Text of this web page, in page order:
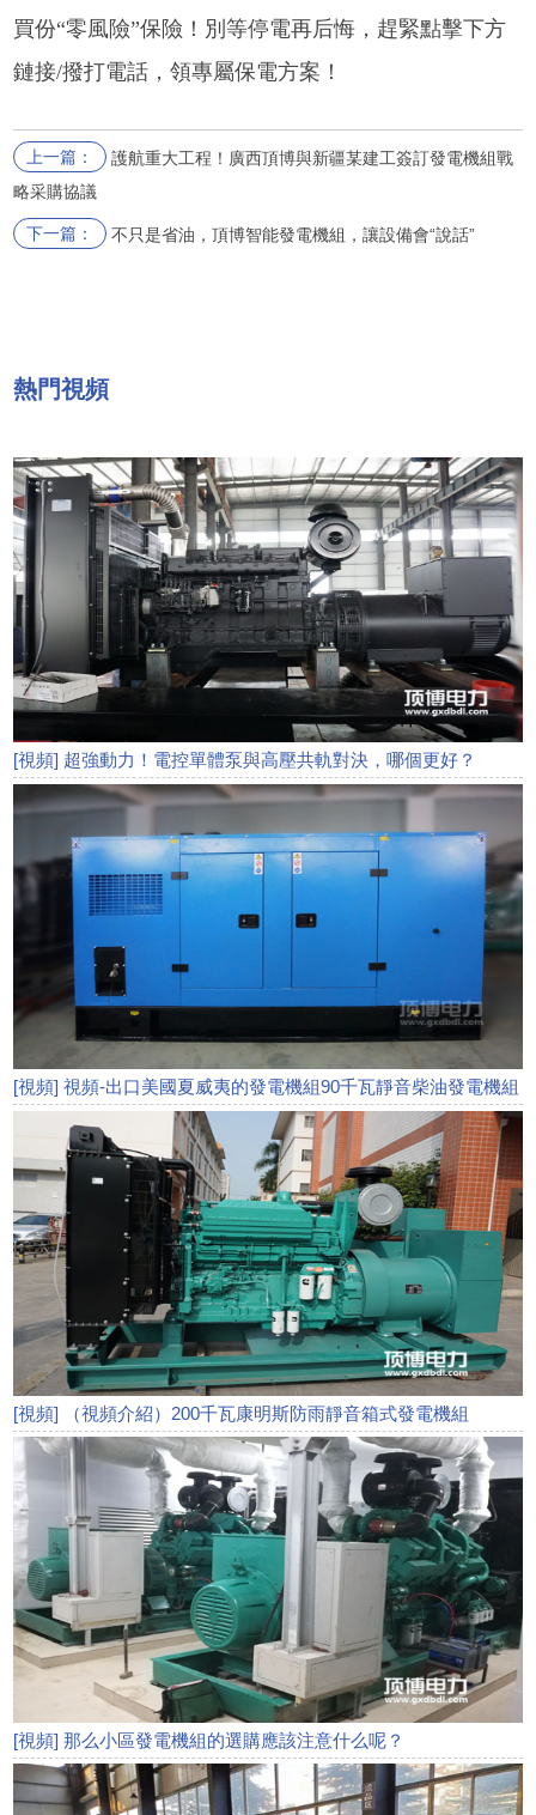
買份“零風險”保險！別等停電再后悔，趕緊點擊下方
鏈接/撥打電話，領專屬保電方案！
上一篇：
護航重大工程！廣西頂博與新疆某建工簽訂發電機組戰
略采購協議
下一篇： 不只是省油，頂博智能發電機組，讓設備會“說話”
熱門視頻
[視頻] 超強動力！電控單體泵與高壓共軌對決，哪個更好？
[視頻] 視頻-出口美國夏威夷的發電機組90千瓦靜音柴油發電機組
[視頻] （視頻介紹）200千瓦康明斯防雨靜音箱式發電機組
[視頻] 那么小區發電機組的選購應該注意什么呢？